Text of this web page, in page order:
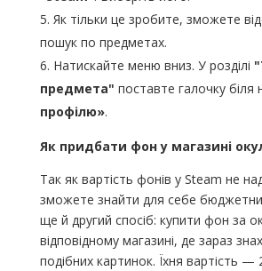
Як тільки це зробите, зможете
пошук по предметах.
Натискайте меню вниз. У розділі
предмета" поставте галочку біля
профілю».
Як придбати фон у магазині
Так як вартість фонів у Steam не
зможете знайти для себе
ще й другий спосіб: купити фон за
відповідному магазині, де зараз
подібних картинок. Їхня вартість —